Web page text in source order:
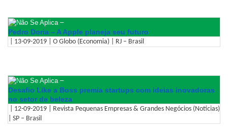
–
Pedro Doria – A Apple planeja seu futuro
| 13-09-2019 | O Globo (Economia) | RJ – Brasil
–
Desafio Like a Boss premia startups com ideias inovadoras
no setor de beleza
| 12-09-2019 | Revista Pequenas Empresas & Grandes Negócios (Notícias)
| SP – Brasil